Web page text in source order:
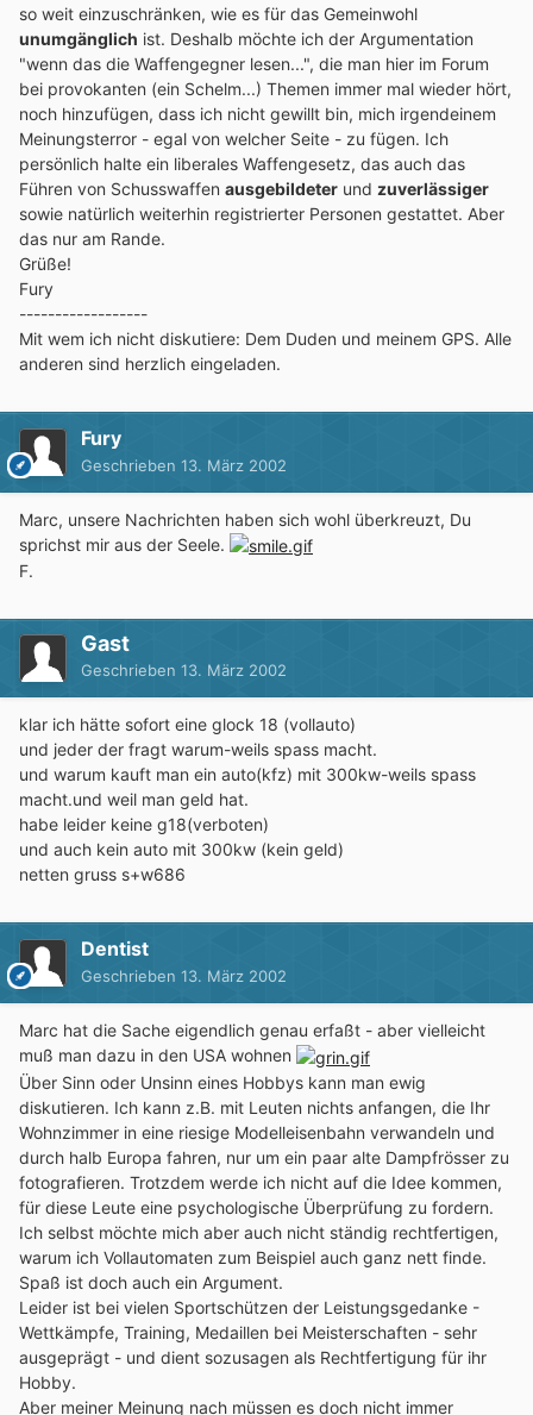
so weit einzuschränken, wie es für das Gemeinwohl
unumgänglich ist. Deshalb möchte ich der Argumentation
"wenn das die Waffengegner lesen...", die man hier im Forum
bei provokanten (ein Schelm...) Themen immer mal wieder hört,
noch hinzufügen, dass ich nicht gewillt bin, mich irgendeinem
Meinungsterror - egal von welcher Seite - zu fügen. Ich
persönlich halte ein liberales Waffengesetz, das auch das
Führen von Schusswaffen ausgebildeter und zuverlässiger
sowie natürlich weiterhin registrierter Personen gestattet. Aber
das nur am Rande.
Grüße!
Fury
------------------
Mit wem ich nicht diskutiere: Dem Duden und meinem GPS. Alle
anderen sind herzlich eingeladen.
Fury
Geschrieben 13. März 2002
Marc, unsere Nachrichten haben sich wohl überkreuzt, Du
sprichst mir aus der Seele.
F.
Gast
Geschrieben 13. März 2002
klar ich hätte sofort eine glock 18 (vollauto)
und jeder der fragt warum-weils spass macht.
und warum kauft man ein auto(kfz) mit 300kw-weils spass
macht.und weil man geld hat.
habe leider keine g18(verboten)
und auch kein auto mit 300kw (kein geld)
netten gruss s+w686
Dentist
Geschrieben 13. März 2002
Marc hat die Sache eigendlich genau erfaßt - aber vielleicht
muß man dazu in den USA wohnen
Über Sinn oder Unsinn eines Hobbys kann man ewig
diskutieren. Ich kann z.B. mit Leuten nichts anfangen, die Ihr
Wohnzimmer in eine riesige Modelleisenbahn verwandeln und
durch halb Europa fahren, nur um ein paar alte Dampfrösser zu
fotografieren. Trotzdem werde ich nicht auf die Idee kommen,
für diese Leute eine psychologische Überprüfung zu fordern.
Ich selbst möchte mich aber auch nicht ständig rechtfertigen,
warum ich Vollautomaten zum Beispiel auch ganz nett finde.
Spaß ist doch auch ein Argument.
Leider ist bei vielen Sportschützen der Leistungsgedanke -
Wettkämpfe, Training, Medaillen bei Meisterschaften - sehr
ausgeprägt - und dient sozusagen als Rechtfertigung für ihr
Hobby.
Aber meiner Meinung nach müssen es doch nicht immer